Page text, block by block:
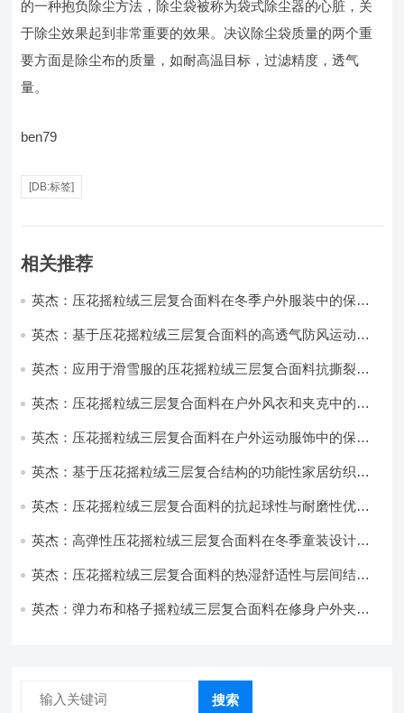
的一种抱负除尘方法，除尘袋被称为袋式除尘器的心脏，关
于除尘效果起到非常重要的效果。决议除尘袋质量的两个重
要方面是除尘布的质量，如耐高温目标，过滤精度，透气
量。
ben79
[DB:标签]
相关推荐
英杰：压花摇粒绒三层复合面料在冬季户外服装中的保暖
英杰：基于压花摇粒绒三层复合面料的高透气防风运动服
英杰：应用于滑雪服的压花摇粒绒三层复合面料抗撕裂与
英杰：压花摇粒绒三层复合面料在户外风衣和夹克中的应
英杰：压花摇粒绒三层复合面料在户外运动服饰中的保暖
英杰：基于压花摇粒绒三层复合结构的功能性家居纺织品
英杰：压花摇粒绒三层复合面料的抗起球性与耐磨性优化
英杰：高弹性压花摇粒绒三层复合面料在冬季童装设计中
英杰：压花摇粒绒三层复合面料的热湿舒适性与层间结合
英杰：弹力布和格子摇粒绒三层复合面料在修身户外夹克
搜索